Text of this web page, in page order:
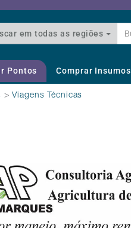
Buscar em todas as regiões
Pontos Comprar Insumos
>Viagens Técnicas